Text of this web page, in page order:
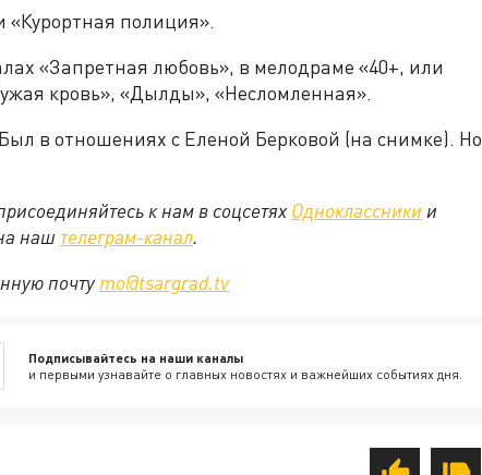
«Курортная полиция».
«Запретная любовь», в мелодраме «40+, или
кровь», «Дылды», «Несломленная».
в отношениях с Еленой Берковой (на снимке). Но
к нам в соцсетях Одноклассники и
наш телеграм-канал.
почту mo@tsargrad.tv
Подписывайтесь на наши каналы
и первыми узнавайте о главных новостях и важнейших событиях дня.